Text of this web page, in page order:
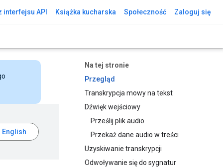
interfejsu API Książka kucharska Społeczność Zaloguj się
Na tej stronie
Przegląd
Transkrypcja mowy na tekst
Dźwięk wejściowy
Prześlij plik audio
Przekaż dane audio w treści
Uzyskiwanie transkrypcji
Odwoływanie się do sygnatur